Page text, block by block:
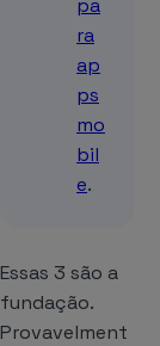
ra
ap
ps
mo
bil
e.
Essas 3 são a
fundação.
Provavelment